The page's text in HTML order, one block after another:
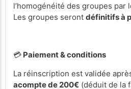
l’homogénéité des groupes par
Les groupes seront définitifs à
💳 Paiement & conditions
La réinscription est validée
acompte de 200€ (déduit de la